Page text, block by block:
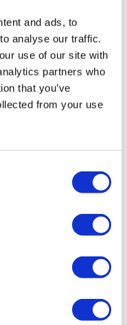
and ads, to
analyse our traffic.
use of our site with
partners who
that you’ve
from your use
da Cidade),
Farmácia, Ginásio,
informações.
Sotheby's
para o informar sobre